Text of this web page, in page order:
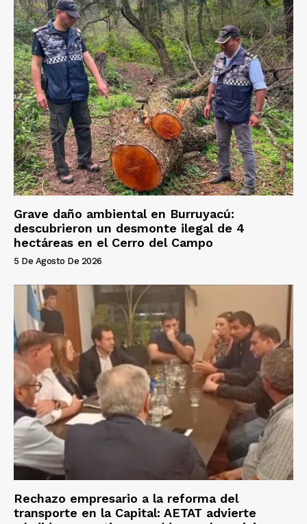
Grave daño ambiental en Burruyacú:
descubrieron un desmonte ilegal de 4
hectáreas en el Cerro del Campo
5 De Agosto De 2026
Rechazo empresario a la reforma del
transporte en la Capital: AETAT advierte